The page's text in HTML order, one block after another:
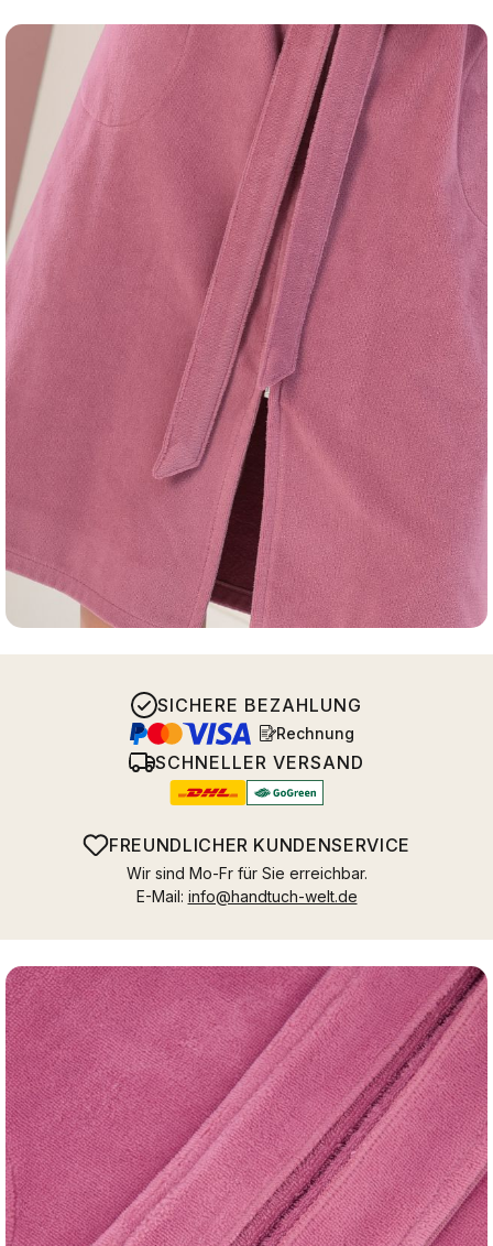
SICHERE BEZAHLUNG
Rechnung
SCHNELLER VERSAND
FREUNDLICHER KUNDENSERVICE
Wir sind Mo-Fr für Sie erreichbar.
E-Mail: info@handtuch-welt.de